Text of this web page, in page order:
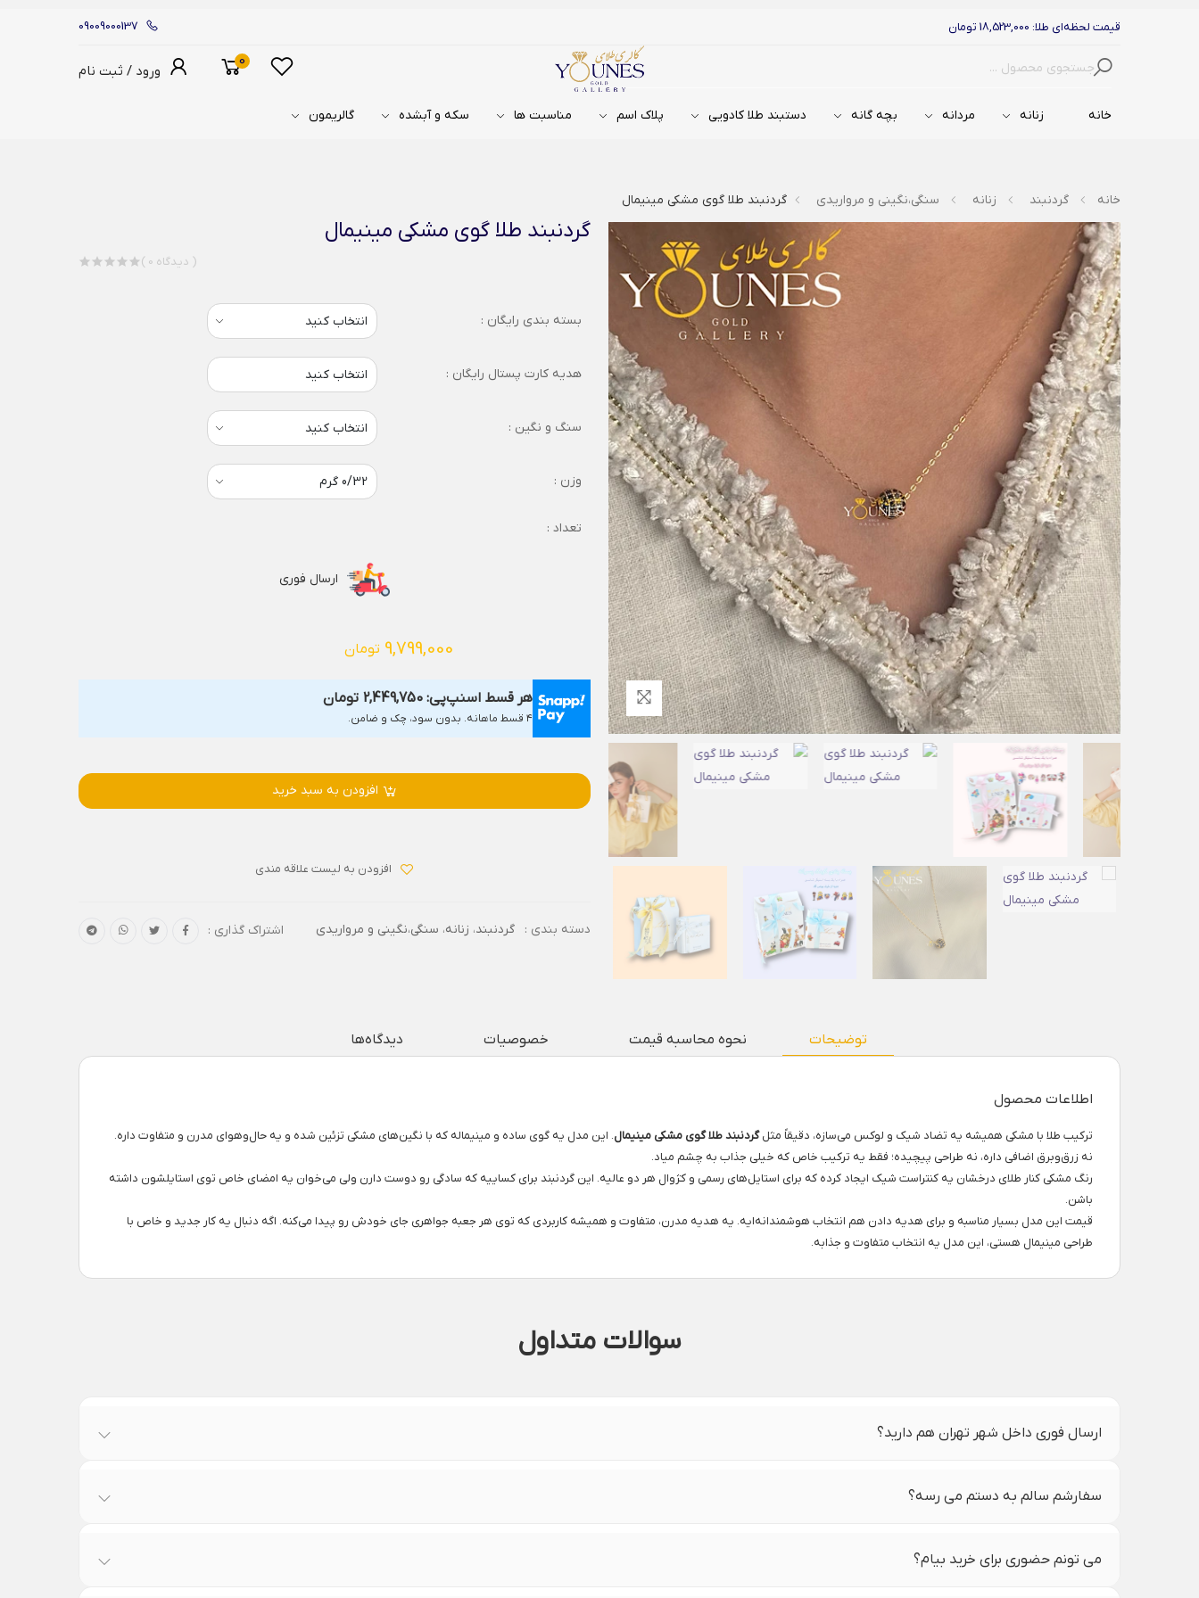
قیمت لحظه‌ای طلا: 18,523,000 تومان 09009000137
جستجو
ورود / ثبت نام
0
خانه زنانه مردانه بچه گانه دستبند طلا کادویی پلاک اسم مناسبت ها سکه و آبشده گالریمون
خانه گردنبند زنانه سنگی،نگینی و مرواریدی گردنبند طلا گوی مشکی مینیمال
گردنبند طلا گوی مشکی مینیمال
( 0 دیدگاه )
بسته بندی رایگان :
هدیه کارت پستال رایگان : انتخاب کنید
سنگ و نگین :
وزن :
تعداد :
ارسال فوری
9,799,000 تومان
هر قسط اسنپ‌پی: 2,449,750 تومان
۴ قسط ماهانه. بدون سود، چک و ضامن.
افزودن به سبد خرید
افزودن به لیست علاقه مندی
دسته بندی : گردنبند، زنانه، سنگی،نگینی و مرواریدی اشتراک گذاری :
توضیحات نحوه محاسبه قیمت خصوصیات دیدگاه‌ها
اطلاعات محصول
ترکیب طلا با مشکی همیشه یه تضاد شیک و لوکس می‌سازه، دقیقاً مثلگردنبند طلا گوی مشکی مینیمال. این مدل یه گوی ساده و مینیماله که با نگین‌های مشکی تزئین شده و یه حال‌وهوای مدرن و متفاوت داره.
نه زرق‌وبرق اضافی داره، نه طراحی پیچیده؛ فقط یه ترکیب خاص که خیلی جذاب به چشم میاد.
رنگ مشکی کنار طلای درخشان یه کنتراست شیک ایجاد کرده که برای استایل‌های رسمی و کژوال هر دو عالیه. این گردنبند برای کساییه که سادگی رو دوست دارن ولی می‌خوان یه امضای خاص توی استایلشون داشته
باشن.
قیمت این مدل بسیار مناسبه و برای هدیه دادن هم انتخاب هوشمندانه‌ایه. یه هدیه مدرن، متفاوت و همیشه کاربردی که توی هر جعبه جواهری جای خودش رو پیدا می‌کنه. اگه دنبال یه کار جدید و خاص با
طراحی مینیمال هستی، این مدل یه انتخاب متفاوت و جذابه.
سوالات متداول
ارسال فوری داخل شهر تهران هم دارید؟
سفارشم سالم به دستم می رسه؟
می تونم حضوری برای خرید بیام؟